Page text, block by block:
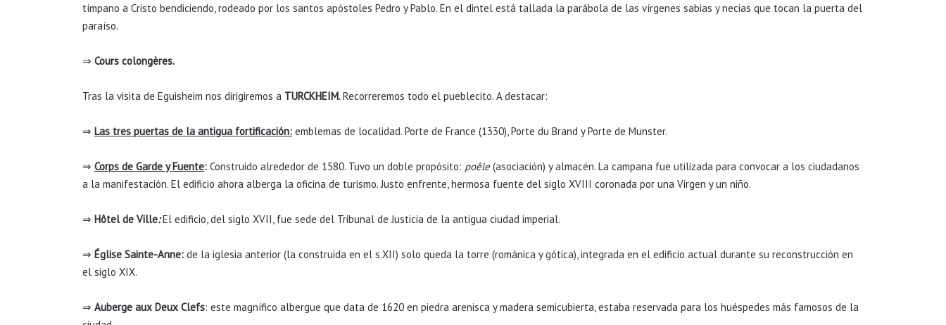
tímpano a Cristo bendiciendo, rodeado por los santos apóstoles Pedro y Pablo. En el dintel está tallada la parábola de las vírgenes sabias y necias que tocan la puerta del
paraíso.
⇒ Cours colongères.
Tras la visita de Eguisheim nos dirigiremos a TURCKHEIM.Recorreremos todo el pueblecito. A destacar:
⇒ Las tres puertas de la antigua fortificación: emblemas de localidad. Porte de France (1330), Porte du Brand y Porte de Munster.
⇒ Corps de Garde y Fuente: Construido alrededor de 1580. Tuvo un doble propósito: poêle(asociación) y almacén. La campana fue utilizada para convocar a los ciudadanos
a la manifestación. El edificio ahora alberga la oficina de turismo. Justo enfrente, hermosa fuente del siglo XVIII coronada por una Virgen y un niño.
⇒ Hôtel de Ville: El edificio, del siglo XVII, fue sede del Tribunal de Justicia de la antigua ciudad imperial.
⇒ Église Sainte-Anne: de la iglesia anterior (la construida en el s.XII) solo queda la torre (románica y gótica), integrada en el edificio actual durante su reconstrucción en
el siglo XIX.
⇒ Auberge aux Deux Clefs: este magnífico albergue que data de 1620 en piedra arenisca y madera semicubierta, estaba reservada para los huéspedes más famosos de la